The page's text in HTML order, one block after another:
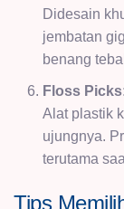
Didesain
jembatan
benang
Floss
Alat plastik
ujungnya.
terutama
Tips